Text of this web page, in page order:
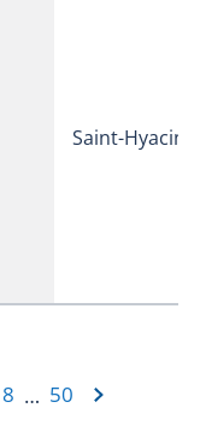
Saint-
8 … 50